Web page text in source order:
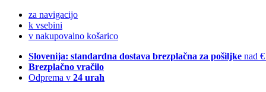
za navigacijo
k vsebini
v nakupovalno košarico
Slovenija: standardna dostava brezplačna za pošiljke nad
Brezplačno vračilo
Odprema v 24 urah